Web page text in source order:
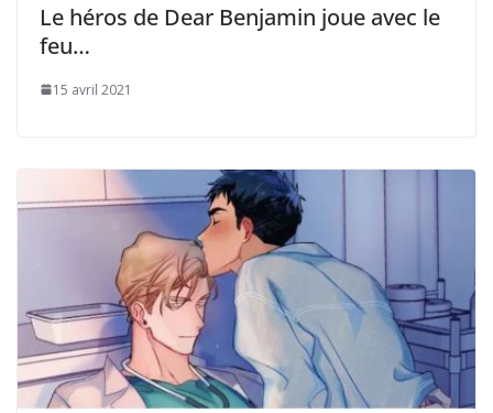
Le héros de Dear Benjamin joue avec le
feu…
15 avril 2021